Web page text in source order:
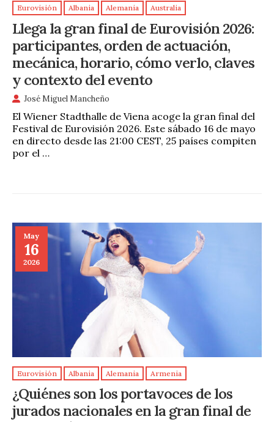
Eurovisión Albania Alemania Australia
Llega la gran final de Eurovisión 2026:
participantes, orden de actuación,
mecánica, horario, cómo verlo, claves
y contexto del evento
José Miguel Mancheño
El Wiener Stadthalle de Viena acoge la gran final del
Festival de Eurovisión 2026. Este sábado 16 de mayo
en directo desde las 21:00 CEST, 25 países compiten
por el …
May
16
2026
Eurovisión Albania Alemania Armenia
¿Quiénes son los portavoces de los
jurados nacionales en la gran final de